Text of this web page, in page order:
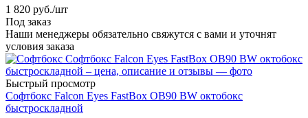
1 820 руб./шт
Под заказ
Наши менеджеры обязательно свяжутся с вами и уточнят
условия заказа
Быстрый просмотр
Софтбокс Falcon Eyes FastBox OB90 BW октобокс
быстроскладной